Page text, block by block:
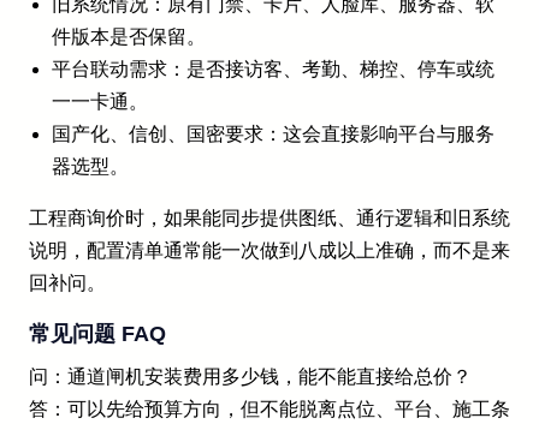
旧系统情况：原有门禁、卡片、人脸库、服务器、软
件版本是否保留。
平台联动需求：是否接访客、考勤、梯控、停车或统
一一卡通。
国产化、信创、国密要求：这会直接影响平台与服务
器选型。
工程商询价时，如果能同步提供图纸、通行逻辑和旧系统
说明，配置清单通常能一次做到八成以上准确，而不是来
回补问。
常见问题 FAQ
问：通道闸机安装费用多少钱，能不能直接给总价？
答：可以先给预算方向，但不能脱离点位、平台、施工条